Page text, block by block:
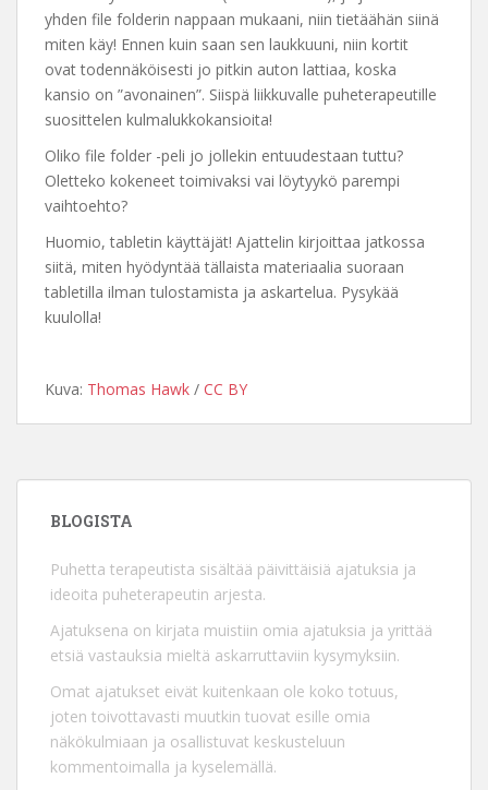
yhden file folderin nappaan mukaani, niin tietäähän siinä
miten käy! Ennen kuin saan sen laukkuuni, niin kortit
ovat todennäköisesti jo pitkin auton lattiaa, koska
kansio on ”avonainen”. Siispä liikkuvalle puheterapeutille
suosittelen kulmalukkokansioita!
Oliko file folder -peli jo jollekin entuudestaan tuttu?
Oletteko kokeneet toimivaksi vai löytyykö parempi
vaihtoehto?
Huomio, tabletin käyttäjät! Ajattelin kirjoittaa jatkossa
siitä, miten hyödyntää tällaista materiaalia suoraan
tabletilla ilman tulostamista ja askartelua. Pysykää
kuulolla!
Kuva: Thomas Hawk / CC BY
BLOGISTA
Puhetta terapeutista sisältää päivittäisiä ajatuksia ja
ideoita puheterapeutin arjesta.
Ajatuksena on kirjata muistiin omia ajatuksia ja yrittää
etsiä vastauksia mieltä askarruttaviin kysymyksiin.
Omat ajatukset eivät kuitenkaan ole koko totuus,
joten toivottavasti muutkin tuovat esille omia
näkökulmiaan ja osallistuvat keskusteluun
kommentoimalla ja kyselemällä.